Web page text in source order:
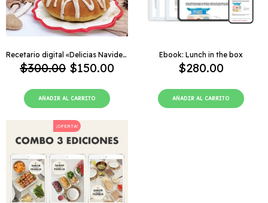
Recetario digital «Delicias Navideñas»
$300.00 $150.00
AÑADIR AL CARRITO
Ebook: Lunch in the box
$280.00
AÑADIR AL CARRITO
¡OFERTA!El
precio
original
era:
$1,200.00.
actual
es:
$499.00.